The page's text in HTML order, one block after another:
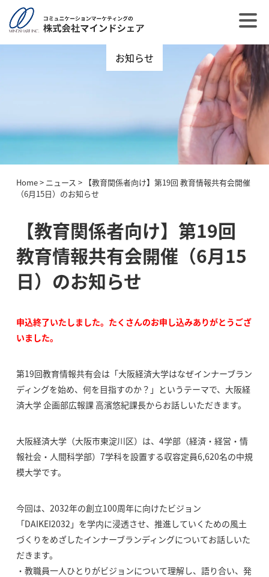
お知らせ
Home> ニュース > 【教育関係者向け】第19回 教育情報共有会開催
（6月15日）のお知らせ
【教育関係者向け】第19回
教育情報共有会開催（6月15
日）のお知らせ
申込終了いたしました。たくさんのお申し込みありがとうござ
いました。
第19回教育情報共有会は「大阪経済大学はなぜインナーブラン
ディングを始め、何を目指すのか？」というテーマで、大阪経
済大学 企画部広報課 高濱悠紀課長からお話しいただきます。
大阪経済大学（大阪市東淀川区）は、4学部（経済・経営・情
報社会・人間科学部）7学科を設置する収容定員6,620名の中規
模大学です。
今回は、2032年の創立100周年に向けたビジョン
「DAIKEI2032」を学内に浸透させ、推進していくための風土
づくりをめざしたインナーブランディングについてお話しいた
だきます。
・教職員一人ひとりがビジョンについて理解し、語り合い、発